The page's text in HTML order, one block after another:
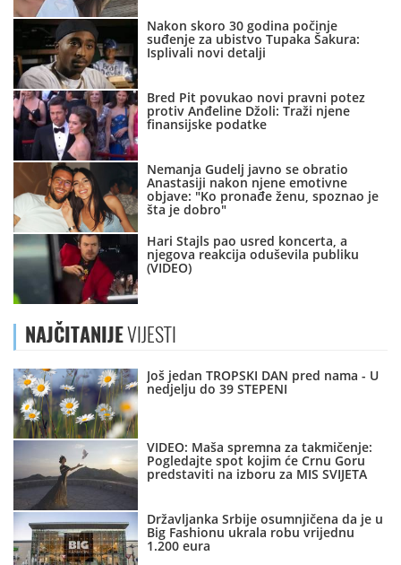
Nakon skoro 30 godina počinje
suđenje za ubistvo Tupaka Šakura:
Isplivali novi detalji
Bred Pit povukao novi pravni potez
protiv Anđeline Džoli: Traži njene
finansijske podatke
Nemanja Gudelj javno se obratio
Anastasiji nakon njene emotivne
objave: "Ko pronađe ženu, spoznao je
šta je dobro"
Hari Stajls pao usred koncerta, a
njegova reakcija oduševila publiku
(VIDEO)
NAJČITANIJEVIJESTI
Još jedan TROPSKI DAN pred nama - U
nedjelju do 39 STEPENI
VIDEO: Maša spremna za takmičenje:
Pogledajte spot kojim će Crnu Goru
predstaviti na izboru za MIS SVIJETA
Državljanka Srbije osumnjičena da je u
Big Fashionu ukrala robu vrijednu
1.200 eura